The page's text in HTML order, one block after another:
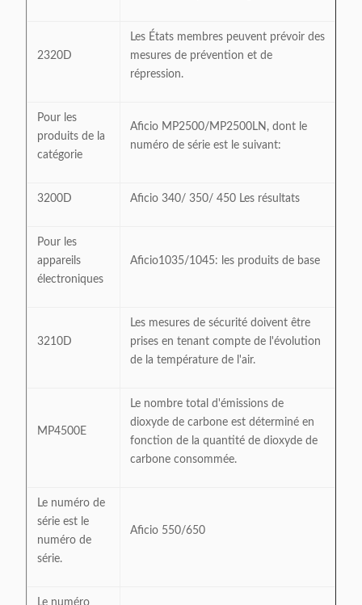
2320D
Les États membres peuvent prévoir des
mesures de prévention et de
répression.
Pour les
produits de la
catégorie
Aficio MP2500/MP2500LN, dont le
numéro de série est le suivant:
3200D Aficio 340/ 350/ 450 Les résultats
Pour les
appareils
électroniques
Aficio1035/1045: les produits de base
3210D
Les mesures de sécurité doivent être
prises en tenant compte de l'évolution
de la température de l'air.
MP4500E
Le nombre total d'émissions de
dioxyde de carbone est déterminé en
fonction de la quantité de dioxyde de
carbone consommée.
Le numéro de
série est le
numéro de
série.
Aficio 550/650
Le numéro